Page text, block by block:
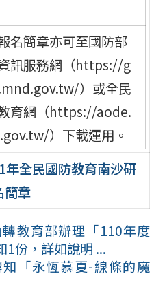
名簡章亦可至國防部
訊服務網（https://g
）或全民
育網（https://aode.
）下載運用。
年全民國防教育南沙研
簡章
教育部辦理「110年度
1份，詳如說明 ...
知「永恆慕夏-線條的魔